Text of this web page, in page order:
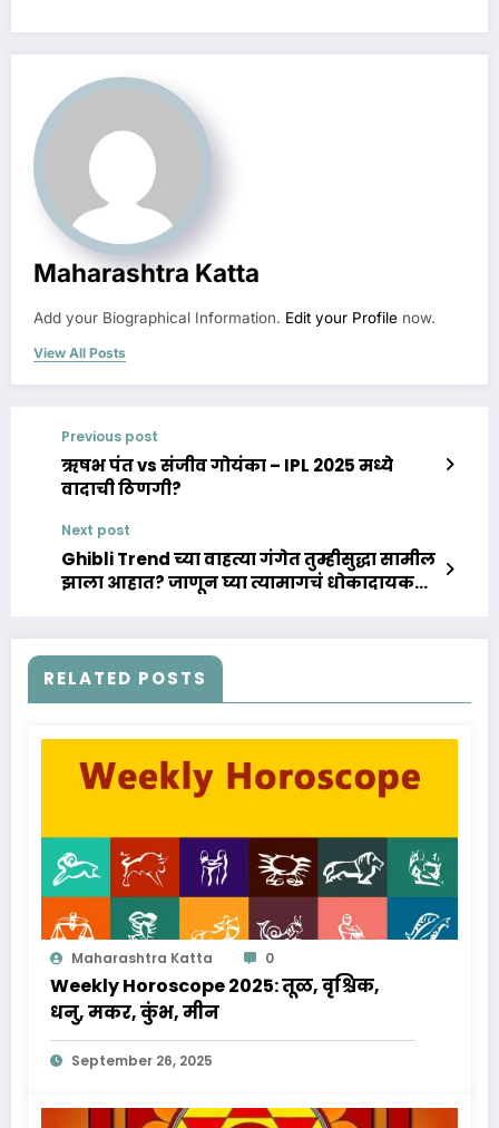
Maharashtra Katta
Add your Biographical Information. Edit your Profile now.
View All Posts
Previous post
ऋषभ पंत vs संजीव गोयंका – IPL 2025 मध्ये
वादाची ठिणगी?
Next post
Ghibli Trend च्या वाहत्या गंगेत तुम्हीसुद्धा सामील
झाला आहात? जाणून घ्या त्यामागचं धोकादायक
RELATED POSTS
Maharashtra Katta 0
Weekly Horoscope 2025: तूळ, वृश्चिक,
धनु, मकर, कुंभ, मीन
September 26, 2025